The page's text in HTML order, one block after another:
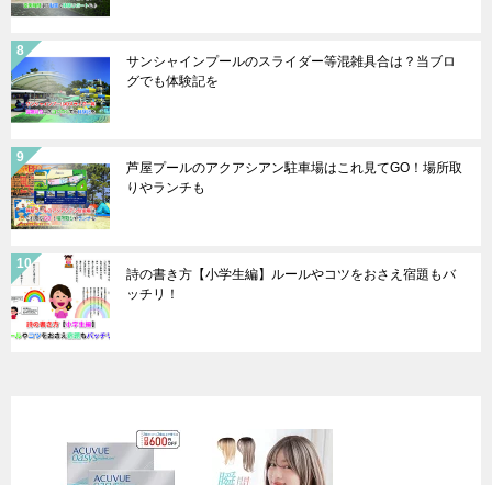
サンシャインプールのスライダー等混雑具合は？当ブロ
グでも体験記を
芦屋プールのアクアシアン駐車場はこれ見てGO！場所取
りやランチも
詩の書き方【小学生編】ルールやコツをおさえ宿題もバ
ッチリ！